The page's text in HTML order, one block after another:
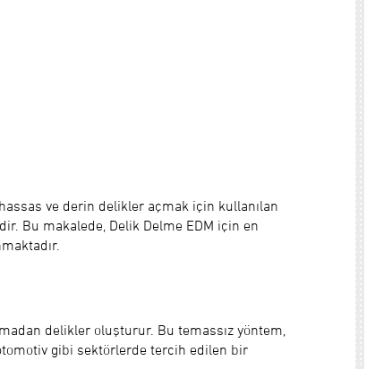
ve derin delikler açmak için kullanılan
Bu makalede, Delik Delme EDM için en
delikler oluşturur. Bu temassız yöntem,
gibi sektörlerde tercih edilen bir